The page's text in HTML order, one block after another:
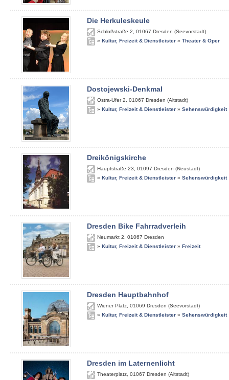
Die Herkuleskeule
Schloßstraße 2 01067 Dresden (Seevorstadt)
» Kultur, Freizeit & Dienstleister » Theater & Oper
Dostojewski-Denkmal
Ostra-Ufer 2 01067 Dresden (Altstadt)
» Kultur, Freizeit & Dienstleister » Sehenswürdigkeit
Dreikönigskirche
Hauptstraße 23 01097 Dresden (Neustadt)
» Kultur, Freizeit & Dienstleister » Sehenswürdigkeit
Dresden Bike Fahrradverleih
Neumarkt 2 01067 Dresden
» Kultur, Freizeit & Dienstleister » Freizeit
Dresden Hauptbahnhof
Wiener Platz 01069 Dresden (Seevorstadt)
» Kultur, Freizeit & Dienstleister » Sehenswürdigkeit
Dresden im Laternenlicht
Theaterplatz 01067 Dresden (Altstadt)